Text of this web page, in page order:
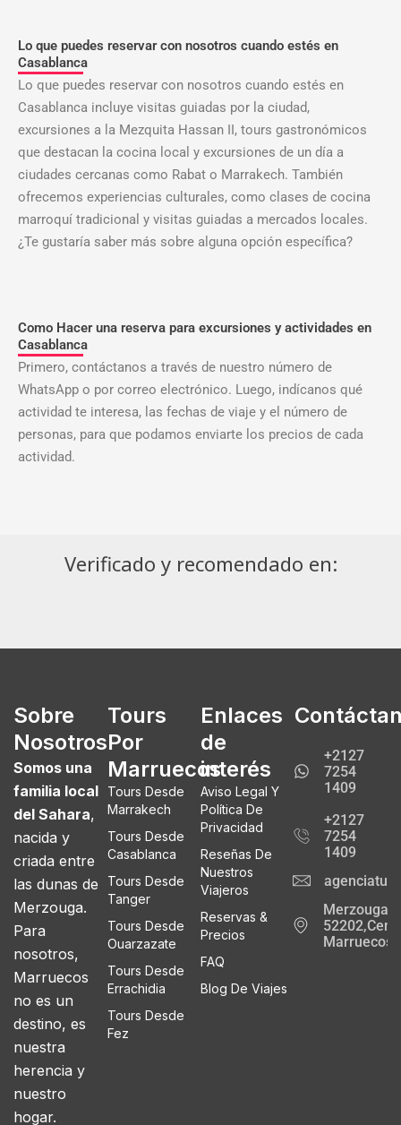
Lo que puedes reservar con nosotros cuando estés en
Casablanca
Lo que puedes reservar con nosotros cuando estés en
Casablanca incluye visitas guiadas por la ciudad,
excursiones a la Mezquita Hassan II, tours gastronómicos
que destacan la cocina local y excursiones de un día a
ciudades cercanas como Rabat o Marrakech. También
ofrecemos experiencias culturales, como clases de cocina
marroquí tradicional y visitas guiadas a mercados locales.
¿Te gustaría saber más sobre alguna opción específica?
Como Hacer una reserva para excursiones y actividades en
Casablanca
Primero, contáctanos a través de nuestro número de
WhatsApp o por correo electrónico. Luego, indícanos qué
actividad te interesa, las fechas de viaje y el número de
personas, para que podamos enviarte los precios de cada
actividad.
Verificado y recomendado en:
Sobre
Nosotros
Somos una
familia local
del Sahara,
nacida y
criada entre
las dunas de
Merzouga.
Para
nosotros,
Marruecos
no es un
destino, es
nuestra
herencia y
nuestro
hogar.
Tours
Por
Marruecos
Tours Desde
Marrakech
Tours Desde
Casablanca
Tours Desde
Tanger
Tours Desde
Ouarzazate
Tours Desde
Errachidia
Tours Desde
Fez
Enlaces
de
interés
Aviso Legal Y
Política De
Privacidad
Reseñas De
Nuestros
Viajeros
Reservas &
Precios
FAQ
Blog De Viajes
+2127
7254
1409
+2127
7254
1409
Merzouga
Marruecos